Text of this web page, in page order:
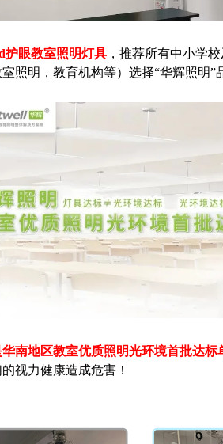
护眼教室照明灯具 ，推荐所有中小学
照明，教育机构等）选择“华辉照明”
南地区教室优质照明光环境首批达标
视力健康造成危害！